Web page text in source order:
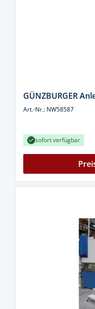
GÜNZBURGER
Art.-Nr.: NW58587
sofort verfügbar